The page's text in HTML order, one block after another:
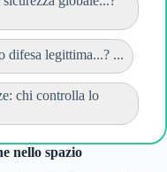
difesa legittima...? ...
chi controlla lo
nello spazio